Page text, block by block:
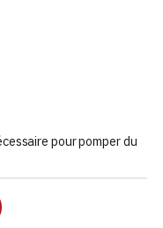
pour pomper du